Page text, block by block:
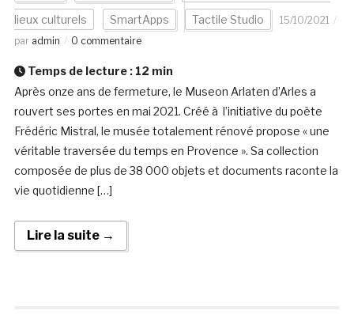
lieux culturels SmartApps Tactile Studio
15/10/2021
par admin 0 commentaire
Temps de lecture : 12 min
Après onze ans de fermeture, le Museon Arlaten d’Arles a
rouvert ses portes en mai 2021. Créé à l’initiative du poète
Frédéric Mistral, le musée totalement rénové propose « une
véritable traversée du temps en Provence ». Sa collection
composée de plus de 38 000 objets et documents raconte la
vie quotidienne […]
Lire la suite →